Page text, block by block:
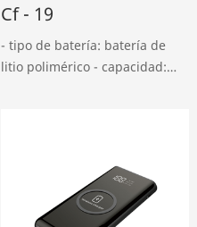
Cf - 19
- tipo de batería: batería de
litio polimérico - capacidad: